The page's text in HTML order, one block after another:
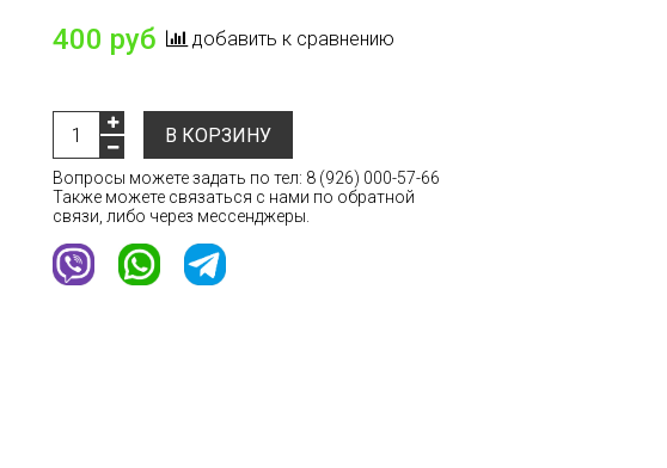
400 руб добавить к сравнению
В КОРЗИНУ
Вопросы можете задать по тел: 8 (926) 000-57-66
Также можете связаться с нами по обратной
связи, либо через мессенджеры.